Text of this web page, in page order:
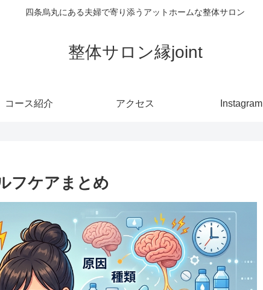
四条烏丸にある夫婦で寄り添うアットホームな整体サロン
整体サロン縁joint
コース紹介 アクセス Instagram
フケアまとめ